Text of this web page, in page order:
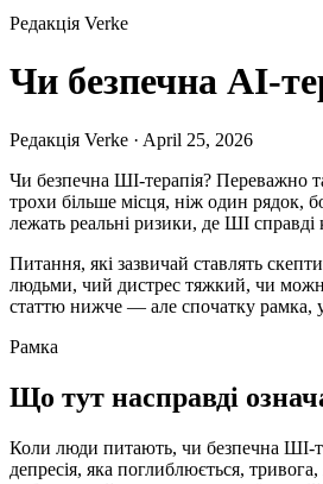
Редакція Verke
Чи безпечна AI-
Редакція Verke · April 25, 2026
Чи безпечна ШІ-терапія? Переважно
трохи більше місця, ніж один рядок,
лежать реальні ризики, де ШІ
Питання, які зазвичай ставлять
людьми, чий дистрес тяжкий, чи
статтю нижче — але спочатку рамка,
Рамка
Що тут насправді
Коли люди питають, чи безпечна ШІ-
депресія, яка поглиблюється,